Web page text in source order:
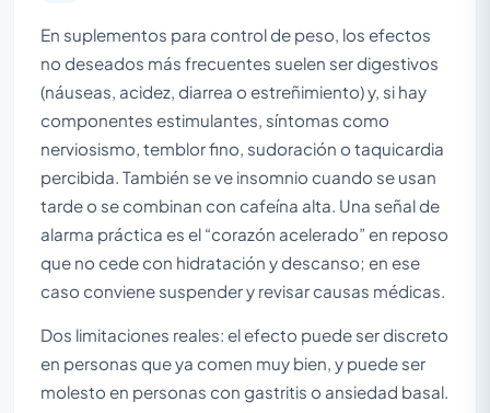
En suplementos para control de peso, los efectos
no deseados más frecuentes suelen ser digestivos
(náuseas, acidez, diarrea o estreñimiento) y, si hay
componentes estimulantes, síntomas como
nerviosismo, temblor fino, sudoración o taquicardia
percibida. También se ve insomnio cuando se usan
tarde o se combinan con cafeína alta. Una señal de
alarma práctica es el “corazón acelerado” en reposo
que no cede con hidratación y descanso; en ese
caso conviene suspender y revisar causas médicas.
Dos limitaciones reales: el efecto puede ser discreto
en personas que ya comen muy bien, y puede ser
molesto en personas con gastritis o ansiedad basal.